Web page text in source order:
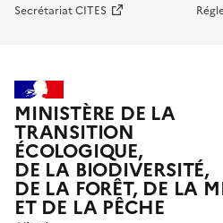
Secrétariat CITES
MINISTÈRE DE LA
TRANSITION
ÉCOLOGIQUE,
DE LA BIODIVERSITÉ,
DE LA FORÊT, DE LA
ET DE LA PÊCHE